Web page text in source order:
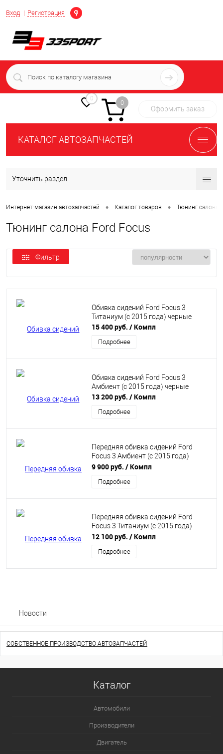
Вход Регистрация
Определение
+7 (939) 716-10-06
пн-пт 7:00-16:00 МСК
0
0
Оформить заказ
КАТАЛОГ АВТОЗАПЧАСТЕЙ
Уточнить раздел
Интернет-магазин автозапчастей • Каталог товаров • Тюнинг салона
Тюнинг салона Ford Focus
Фильтр
Обивка сидений Ford Focus 3
Титаниум (с 2015 года) черные
15 400 руб. / Компл
Подробнее
Обивка сидений Ford Focus 3
Амбиент (с 2015 года) черные
13 200 руб. / Компл
Подробнее
Передняя обивка сидений Ford
Focus 3 Амбиент (с 2015 года)
черные
9 900 руб. / Компл
Подробнее
Передняя обивка сидений Ford
Focus 3 Титаниум (с 2015 года)
черные
12 100 руб. / Компл
Подробнее
Новости
СОБСТВЕННОЕ ПРОИЗВОДСТВО АВТОЗАПЧАСТЕЙ
Каталог
Автомобили
Производители
Двигатель